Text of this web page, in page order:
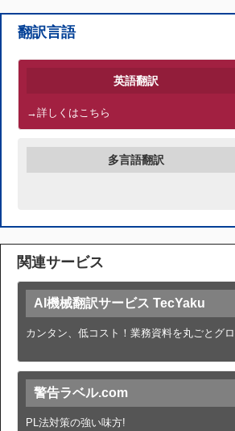
翻訳言語
英語翻訳
→詳しくはこちら
多言語翻訳
関連サービス
AI機械翻訳サービス TecYaku
カンタン、低コスト！業務資料を丸ごとグ
警告ラベル.com
PL法対策の強い味方!